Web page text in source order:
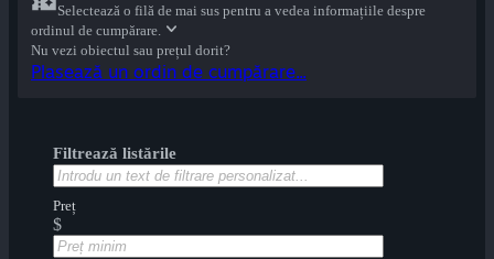
Selectează o filă de mai sus pentru a vedea informațiile despre
ordinul de cumpărare.
Nu vezi obiectul sau prețul dorit?
Plasează un ordin de cumpărare...
Filtrează listările
Preț
$